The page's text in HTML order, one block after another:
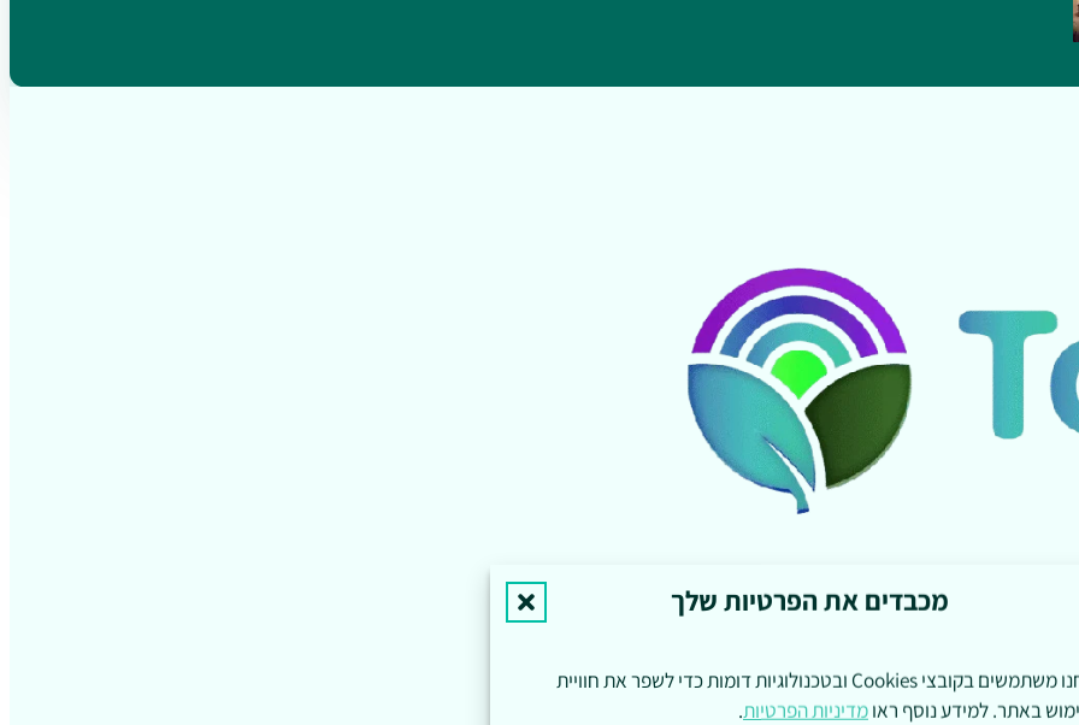
מכבדים את הפרטיות שלך
אנחנו משתמשים בקובצי Cookies ובטכנולוגיות דומות כדי לשפר את חוויית
באתר. למידע נוסף ראומדיניות הפרטיות.